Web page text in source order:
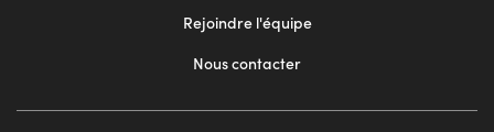
Rejoindre l'équipe
Nous contacter